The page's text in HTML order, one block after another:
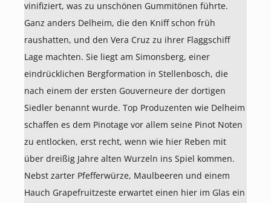
vinifiziert, was zu unschönen Gummitönen führte.
Ganz anders Delheim, die den Kniff schon früh
raushatten, und den Vera Cruz zu ihrer Flaggschiff
Lage machten. Sie liegt am Simonsberg, einer
eindrücklichen Bergformation in Stellenbosch, die
nach einem der ersten Gouverneure der dortigen
Siedler benannt wurde. Top Produzenten wie Delheim
schaffen es dem Pinotage vor allem seine Pinot Noten
zu entlocken, erst recht, wenn wie hier Reben mit
über dreißig Jahre alten Wurzeln ins Spiel kommen.
Nebst zarter Pfefferwürze, Maulbeeren und einem
Hauch Grapefruitzeste erwartet einen hier im Glas ein